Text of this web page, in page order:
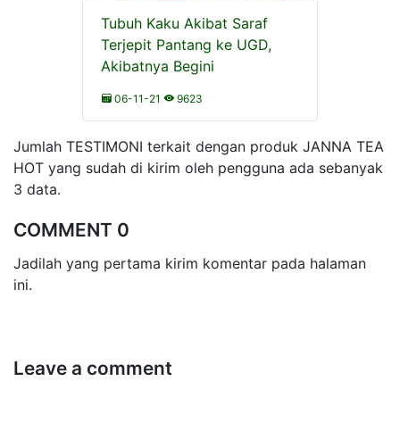
Tubuh Kaku Akibat Saraf
Terjepit Pantang ke UGD,
Akibatnya Begini
06-11-21 9623
Jumlah TESTIMONI terkait dengan produk JANNA TEA
HOT yang sudah di kirim oleh pengguna ada sebanyak
3 data.
COMMENT 0
Jadilah yang pertama kirim komentar pada halaman
ini.
Leave a comment